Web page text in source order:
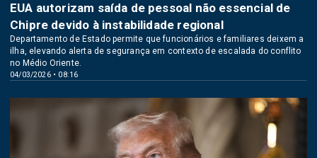
04/03/2026 • 08:16
EUA autorizam saída de pessoal não essencial de
Chipre devido à instabilidade regional
Departamento de Estado permite que funcionários e familiares deixem a
ilha, elevando alerta de segurança em contexto de escalada do conflito
no Médio Oriente.